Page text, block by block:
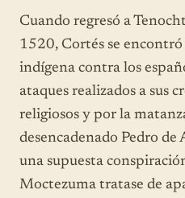
Cuando regresó a
1520, Cortés se
indígena contra los
ataques realizados a sus
religiosos y por la
desencadenado Pedro
una supuesta
Moctezuma tratase de